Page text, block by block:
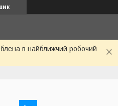
в найближчий робочий